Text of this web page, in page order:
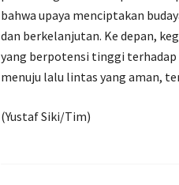
bahwa upaya menciptakan
dan berkelanjutan. Ke depan,
yang berpotensi tinggi
menuju lalu lintas yang aman,
(Yustaf Siki/Tim)